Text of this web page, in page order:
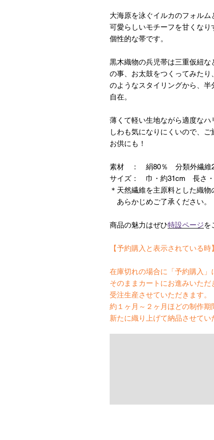
大海原を泳ぐイルカのフォルム
可愛らしいモチーフを甘くな
個性的な帯です。
黒木織物の兵児帯は三重仮紐
の事、お太鼓をつくってみた
のようなスタイリングから、
自在。
薄くて軽い生地ながら適度なハ
しわも気になりにくいので、
お供にも！
素材 ： 絹80％ 分類外繊維20
サイズ： 巾・約31cm 長さ・
＊天然繊維を主原料とした織物
あらかじめご了承ください。
商品の魅力はぜひ特設ページを
【予約購入と表示されている時】
在庫切れの場合に「予約購入」
そのままカートにお進みいただ
受注生産させていただきます。
約１ヶ月～２ヶ月ほどの制作期
新たに織り上げて納品させてい